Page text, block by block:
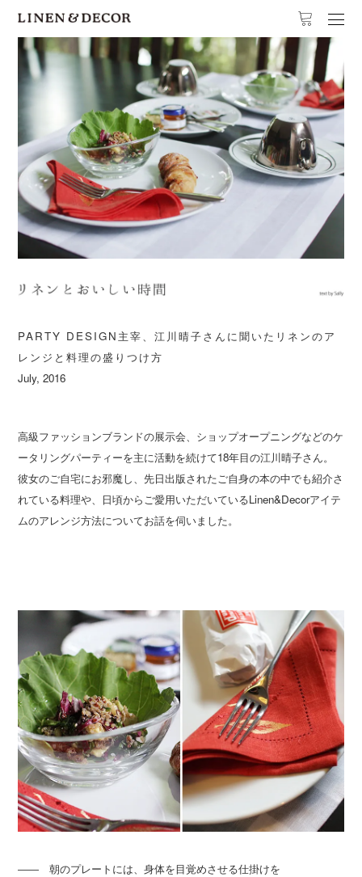
PARTY DESIGN主宰、江川晴子さんに聞いたリネンのア
レンジと料理の盛りつけ方
July, 2016
高級ファッションブランドの展示会、ショップオープニングなどのケ
ータリングパーティーを主に活動を続けて18年目の江川晴子さん。
彼女のご自宅にお邪魔し、先日出版されたご自身の本の中でも紹介さ
れている料理や、日頃からご愛用いただいているLinen&Decorアイテ
ムのアレンジ方法についてお話を伺いました。
―― 朝のプレートには、身体を目覚めさせる仕掛けを